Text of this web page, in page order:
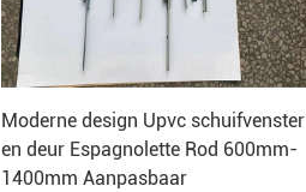
Moderne design Upvc schuifvenster
en deur Espagnolette Rod 600mm-
1400mm Aanpasbaar